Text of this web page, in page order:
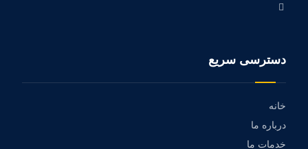
دسترسی سریع
خانه
درباره ما
خدمات ما